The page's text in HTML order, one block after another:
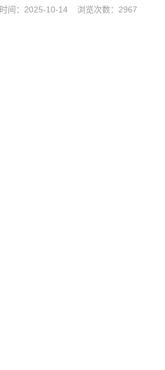
间：2025-10-14 浏览次数： 2967